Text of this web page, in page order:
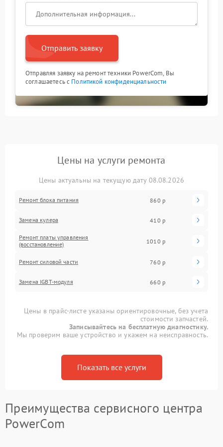
Отправить заявку
Отправляя заявку на ремонт техники PowerCom, Вы
соглашаетесь с Политикой конфиденциальности
Цены на услуги ремонта
Цены актуальны на текущую дату 08.08.2026
Ремонт блока питания 860 р
Замена кулера 410 р
Ремонт платы управления
(восстановление)
1010 р
Ремонт силовой части 760 р
Замена IGBT-модуля 660 р
Цены в прайс-листе указаны ориентировочные, без учета
стоимости запчастей.
Записывайтесь на бесплатную диагностику.
Мы проверим ваше устройство и укажем на неисправность.
Показать все услуги
Преимущества сервисного центра
PowerCom